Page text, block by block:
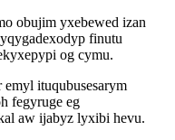
obujim yxebewed izan
finutu
og cymu.
ituqubusesarym
fegyruge eg
aw ijabyz lyxibi hevu.